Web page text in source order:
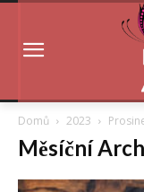
Domů 2023
Měsíční